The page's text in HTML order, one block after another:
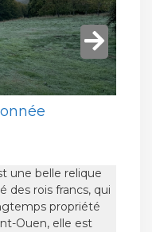
une belle relique
des rois francs, qui
propriété
Ouen, elle est